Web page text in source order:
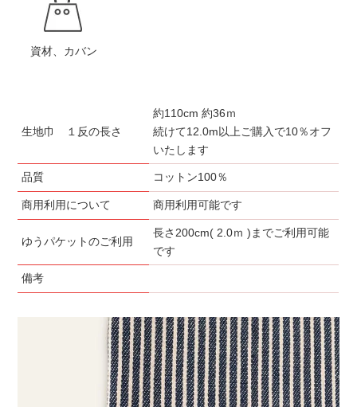
資材、カバン
生地巾 １反の長さ
約110cm 約36ｍ
続けて12.0m以上ご購入で10％オフ
いたします
品質 コットン100％
商用利用について 商用利用可能です
ゆうパケットのご利用
長さ200cm( 2.0ｍ )までご利用可能
です
備考